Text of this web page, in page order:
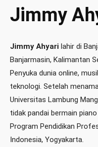
Jimmy
Jimmy Ahyari lahir di
Banjarmasin, Kalimantan
Penyuka dunia online,
teknologi. Setelah
Universitas Lambung
tidak pandai bermain
Program Pendidikan
Indonesia, Yogyakarta.